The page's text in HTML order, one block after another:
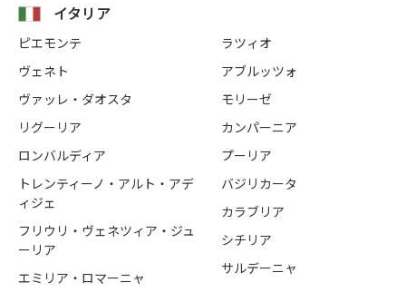
イタリア
ピエモンテ
ヴェネト
ヴァッレ・ダオスタ
リグーリア
ロンバルディア
トレンティーノ・アルト・アデ
ィジェ
フリウリ・ヴェネツィア・ジュ
ーリア
エミリア・ロマーニャ
ラツィオ
アブルッツォ
モリーゼ
カンパーニア
プーリア
バジリカータ
カラブリア
シチリア
サルデーニャ